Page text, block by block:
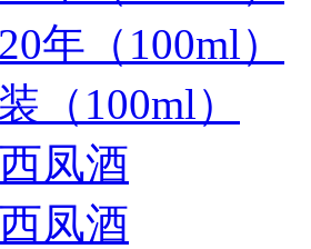
年（100ml）
（100ml）
凤酒
凤酒